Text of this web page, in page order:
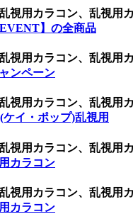
視用カラコン、乱視用
】の全商品
視用カラコン、乱視用
ンペーン
視用カラコン、乱視用
ケイ・ポップ)乱視用
視用カラコン、乱視用
カラコン
視用カラコン、乱視用
カラコン